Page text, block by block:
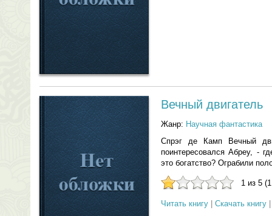
Вечный двигатель
Жанр: Научная фантастика
Спрэг де Камп Вечный
поинтересовался Абреу, -
это богатство? Ограбили
1 из 5
Читать книгу Скачать книгу